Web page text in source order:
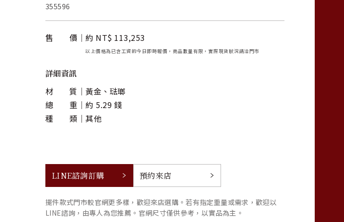
355596
售 價 約 NT$ 113,253
以上價格為已含工資的今日即時報價，商品數量有限，實際現貨狀況請洽門市
詳細資訊
材 質
黃金、琺瑯
總 重
約 5.29 錢
種 類
其他
LINE諮詢訂購 預約來店
擺件款式門市較官網更多樣，歡迎來店選購。若有指定重量或需求，歡迎以
LINE諮詢，由專人為您推薦。官網尺寸僅供參考，以實品為主。